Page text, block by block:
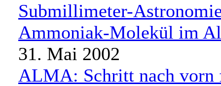
Submillimeter-
Ammoniak-Molekül im
31. Mai 2002
ALMA: Schritt nach vorn